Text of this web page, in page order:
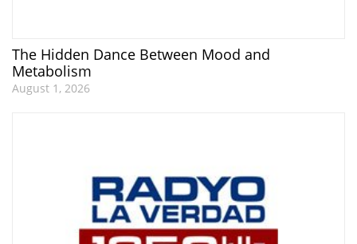
The Hidden Dance Between Mood and
Metabolism
August 1, 2026